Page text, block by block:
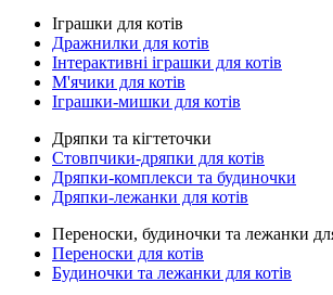
Іграшки для котів
Дражнилки для котів
Інтерактивні іграшки для котів
М'ячики для котів
Іграшки-мишки для котів
Дряпки та кігтеточки
Стовпчики-дряпки для котів
Дряпки-комплекси та будиночки
Дряпки-лежанки для котів
Переноски, будиночки та лежанки
Переноски для котів
Будиночки та лежанки для котів